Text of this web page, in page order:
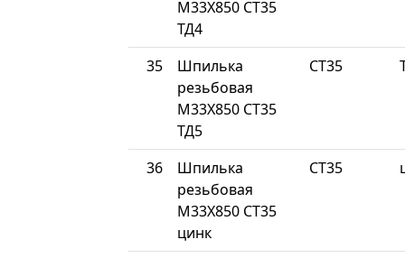
М33Х850 СТ35
ТД4
35
Шпилька
резьбовая
М33Х850 СТ35
ТД5
СТ35
36
Шпилька
резьбовая
М33Х850 СТ35
цинк
СТ35